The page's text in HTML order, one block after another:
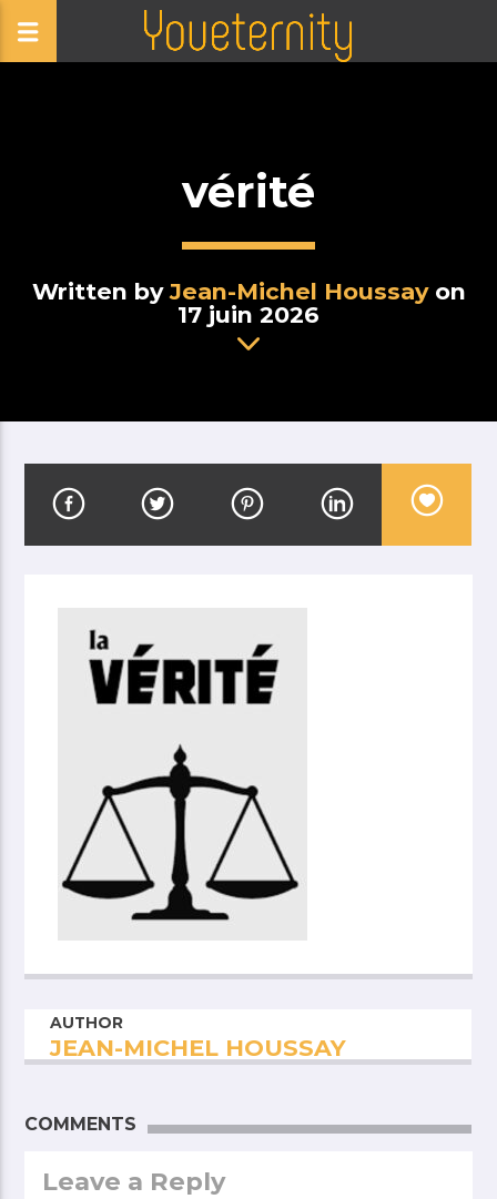
vérité
Written byJean-Michel Houssayon
17 juin 2026
AUTHOR
JEAN-MICHEL HOUSSAY
COMMENTS
Leave a Reply